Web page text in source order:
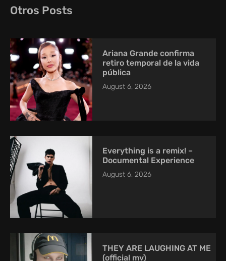
Otros Posts
Ariana Grande confirma
retiro temporal de la vida
pública
August 6, 2026
Everything is a remix! –
Documental Experience
August 6, 2026
THEY ARE LAUGHING AT ME
(official mv)